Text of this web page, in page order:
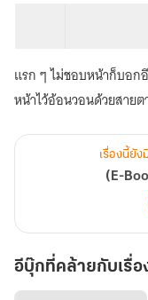
แรก ๆ ไม่ชอบหน้าก็บอก
หน้าไว้อ้อนวอนด้วยสายต
เรื่องนี้ยัง
(E-
อีบุ๊กที่คล้ายกับเรื่อ